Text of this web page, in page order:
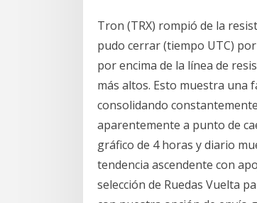
Tron (TRX) rompió de la
pudo cerrar (tiempo UTC)
por encima de la línea de
más altos. Esto muestra una
consolidando
aparentemente a punto de
gráfico de 4 horas y diario
tendencia ascendente con
selección de Ruedas Vuelta